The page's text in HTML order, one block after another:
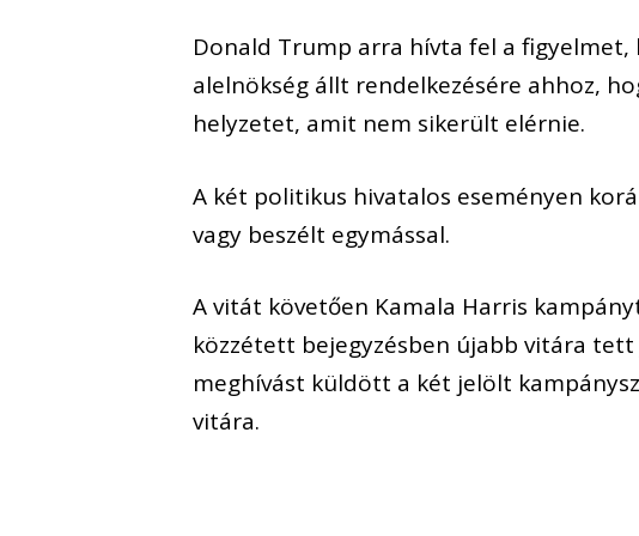
Donald Trump arra hívta fel a
alelnökség állt rendelkezésére ahhoz,
helyzetet, amit nem sikerült elérnie.
A két politikus hivatalos eseményen
vagy beszélt egymással.
A vitát követően Kamala Harris
közzétett bejegyzésben újabb vitára
meghívást küldött a két jelölt
vitára.